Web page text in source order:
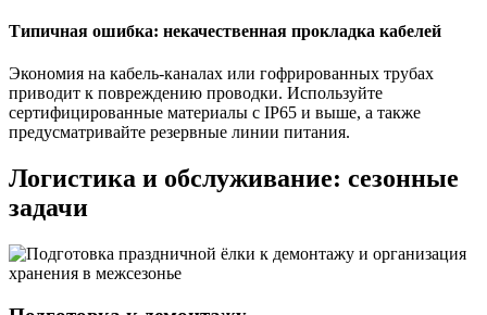
Типичная ошибка: некачественная прокладка кабелей
Экономия на кабель-каналах или гофрированных трубах
приводит к повреждению проводки. Используйте
сертифицированные материалы с IP65 и выше, а также
предусматривайте резервные линии питания.
Логистика и обслуживание: сезонные
задачи